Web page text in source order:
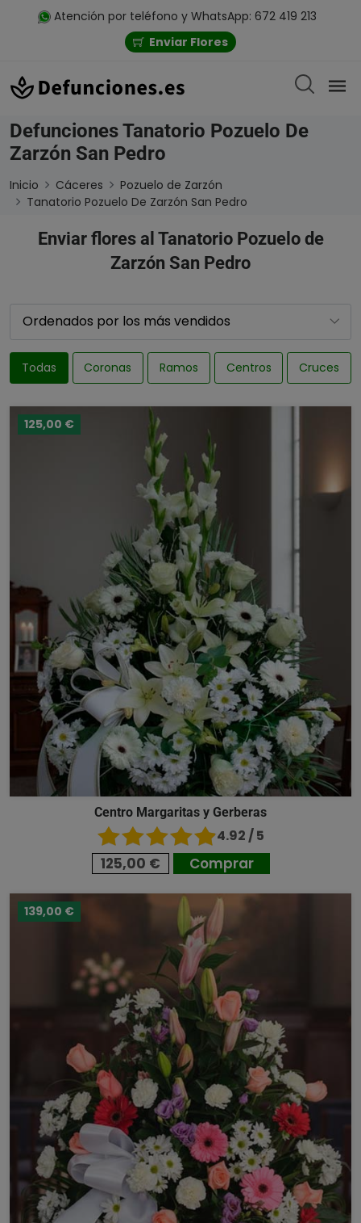
Atención por teléfono y WhatsApp: 672 419 213
Enviar Flores
Defunciones Tanatorio Pozuelo De
Zarzón San Pedro
Inicio Cáceres
Pozuelo de Zarzón
Tanatorio Pozuelo De Zarzón San Pedro
Enviar flores al Tanatorio Pozuelo de
Zarzón San Pedro
Todas Coronas Ramos Centros Cruces
125,00 €
Centro Margaritas y Gerberas
4.92 / 5
125,00 € Comprar
139,00 €